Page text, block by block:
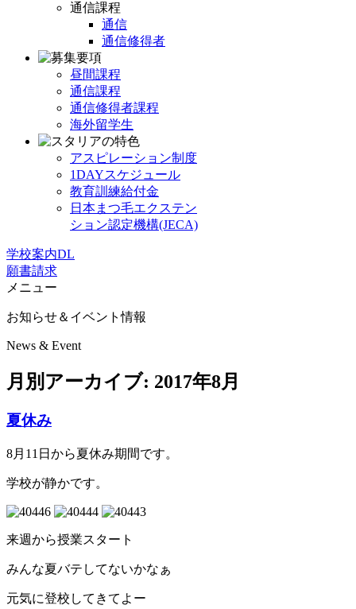
通信課程
通信
通信修得者
昼間課程
通信課程
通信修得者課程
海外留学生
アスピレーション制度
1DAYスケジュール
教育訓練給付金
日本まつ毛エクステン
ション認定機構(JECA)
学校案内DL
願書請求
メニュー
お知らせ＆イベント情報
News & Event
月別アーカイブ: 2017年8月
夏休み
8月11日から夏休み期間です。
学校が静かです。
来週から授業スタート
みんな夏バテしてないかなぁ
元気に登校してきてよー